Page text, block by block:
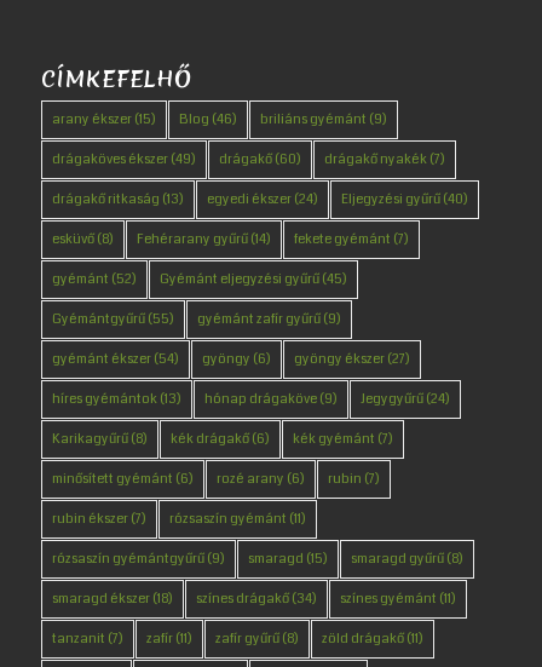
CÍMKEFELHŐ
arany ékszer(15) Blog (46) briliáns gyémánt (9)
drágaköves ékszer(49) drágakő(60) drágakő nyakék(7)
drágakő ritkaság (13) egyedi ékszer(24) Eljegyzési gyűrű(40)
esküvő(8) Fehérarany gyűrű(14) fekete gyémánt (7)
gyémánt (52) Gyémánt eljegyzési gyűrű(45)
Gyémántgyűrű(55) gyémánt zafír gyűrű(9)
gyémánt ékszer(54) gyöngy (6) gyöngy ékszer(27)
híres gyémántok(13) hónap drágaköve(9) Jegygyűrű(24)
Karikagyűrű(8) kék drágakő(6) kék gyémánt (7)
minősített gyémánt (6) rozé arany (6) rubin (7)
rubin ékszer(7) rózsaszín gyémánt (11)
rózsaszín gyémántgyűrű(9) smaragd (15) smaragd gyűrű(8)
smaragd ékszer(18) színes drágakő(34) színes gyémánt (11)
tanzanit (7) zafír(11) zafír gyűrű(8) zöld drágakő(11)